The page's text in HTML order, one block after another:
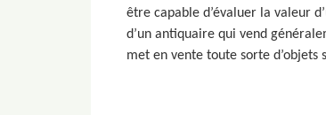
être capable d’évaluer la valeur
d’un antiquaire qui vend
met en vente toute sorte d’objets